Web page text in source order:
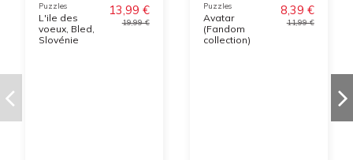
Puzzles
L'ile des
voeux, Bled,
Slovénie
13,99 €
19,99 €
Puzzles
Avatar
(Fandom
collection)
8,39 €
11,99 €